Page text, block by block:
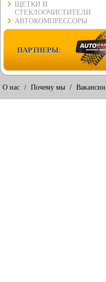
ЩЕТКИ И
СТЕКЛООЧИСТИТЕЛИ
АВТОКОМПРЕССОРЫ
ПАРТНЕРЫ:
О нас / Почему мы / Вакансии